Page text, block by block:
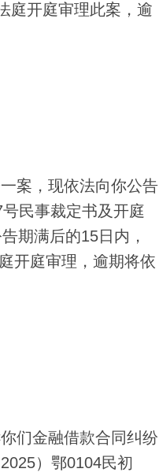
庭开庭审理此案，逾
案，现依法向你公告
民事裁定书及开庭
期满后的15日内，
开庭审理，逾期将依
们金融借款合同纠纷
）鄂0104民初